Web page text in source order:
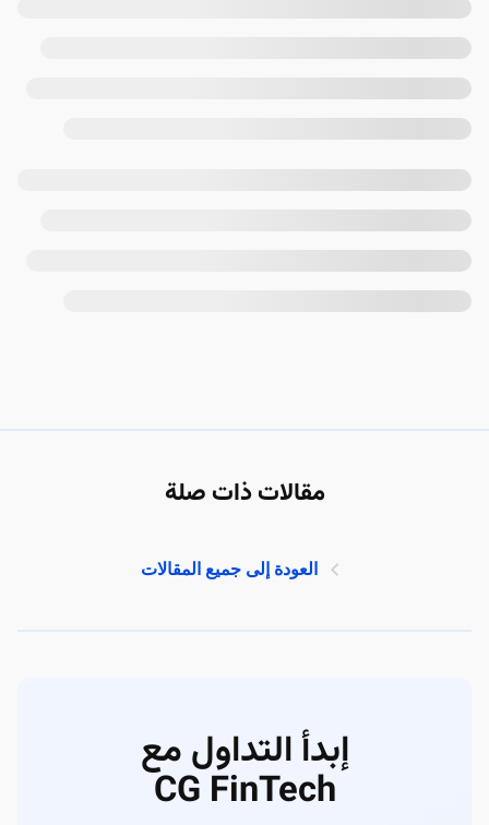
مقالات ذات صلة
العودة إلى جميع المقالات
إبدأ التداول مع
CG FinTech